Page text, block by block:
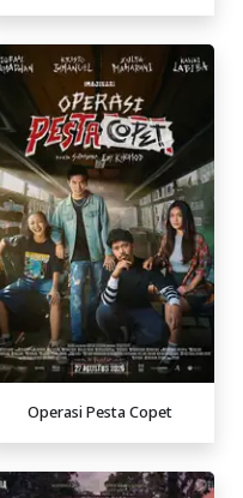
Operasi Pesta Copet